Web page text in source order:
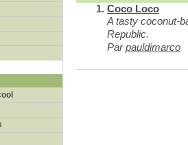
Coco Loco
A tasty coconut-
Republic.
Parpauldimarco